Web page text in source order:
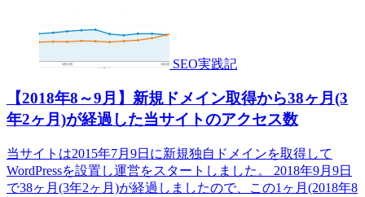
SEO実践記
【2018年8～9月】新規ドメイン取得から38ヶ月(3
年2ヶ月)が経過した当サイトのアクセス数
当サイトは2015年7月9日に新規独自ドメインを取得して
WordPressを設置し運営をスタートしました。 2018年9月9日
で38ヶ月(3年2ヶ月)が経過しましたので、この1ヶ月(2018年8